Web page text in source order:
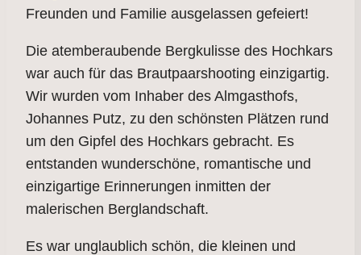
Freunden und Familie ausgelassen gefeiert!
Die atemberaubende Bergkulisse des Hochkars
war auch für das Brautpaarshooting einzigartig.
Wir wurden vom Inhaber des Almgasthofs,
Johannes Putz, zu den schönsten Plätzen rund
um den Gipfel des Hochkars gebracht. Es
entstanden wunderschöne, romantische und
einzigartige Erinnerungen inmitten der
malerischen Berglandschaft.
Es war unglaublich schön, die kleinen und